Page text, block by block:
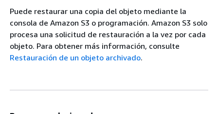
Puede restaurar una copia del objeto mediante la
consola de Amazon S3 o programación. Amazon S3 solo
procesa una solicitud de restauración a la vez por cada
objeto. Para obtener más información, consulte
Restauración de un objeto archivado.